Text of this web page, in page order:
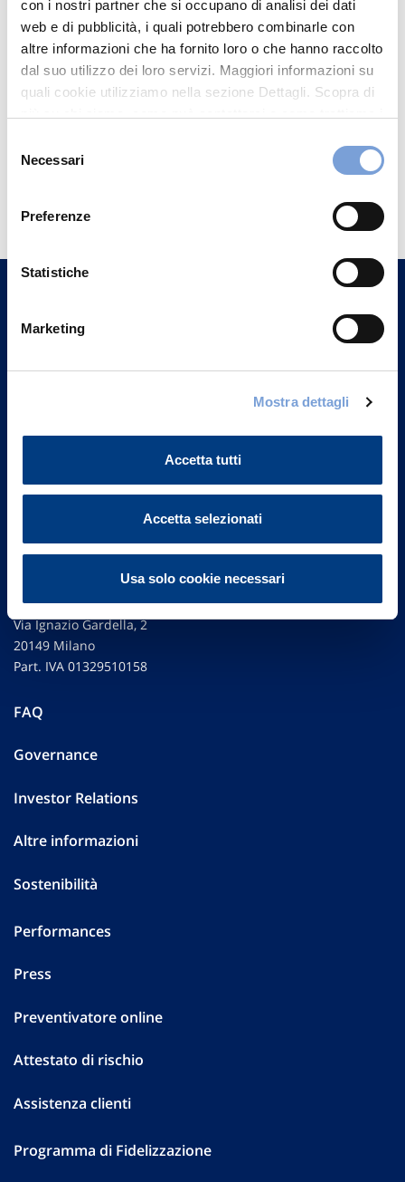
con i nostri partner che si occupano di analisi dei dati
web e di pubblicità, i quali potrebbero combinarle con
altre informazioni che ha fornito loro o che hanno raccolto
dal suo utilizzo dei loro servizi. Maggiori informazioni su
quali cookie utilizziamo nella sezione Dettagli. Scopra di
può trovare nel footer del sito nella sezione "Informativa
delNecessari
Preferenze
Statistiche
Marketing
Mostra dettagli
Accetta tutti
Accetta selezionati
Usa solo cookie necessari
informazioni?
un nostro Agente.
Contattaci
Vittoria Assicurazioni S.p.A.
Via Ignazio Gardella, 2
20149 Milano
Part. IVA 01329510158
FAQ
Governance
Investor Relations
Altre informazioni
Sostenibilità
Performances
Press
Preventivatore online
Attestato di rischio
Assistenza clienti
Programma di Fidelizzazione